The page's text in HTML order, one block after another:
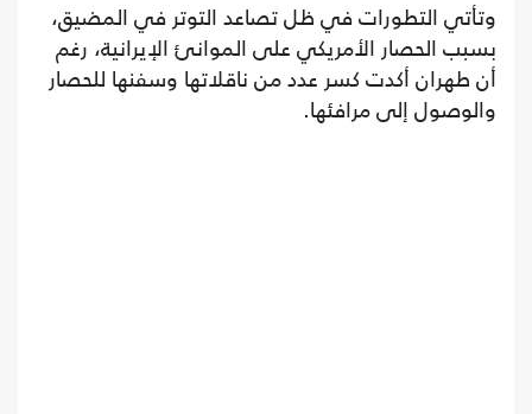
وتأتي التطورات في ظل تصاعد التوتر في المضيق،
بسبب الحصار الأمريكي على الموانئ الإيرانية، رغم
أن طهران أكدت كسر عدد من ناقلاتها وسفنها للحصار
والوصول إلى مرافئها.